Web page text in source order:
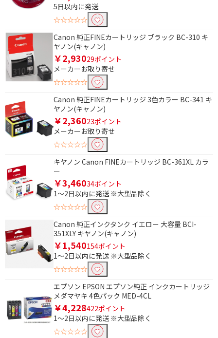
5日以内に発送
☆☆☆☆☆
Canon 純正FINEカートリッジ ブラック BC-310 キ
ヤノン(キャノン)
￥2,93029ポイント
メーカーお取り寄せ
☆☆☆☆☆
Canon 純正FINEカートリッジ 3色カラー BC-341 キ
ヤノン(キャノン)
￥2,36023ポイント
メーカーお取り寄せ
☆☆☆☆☆
キヤノン Canon FINEカートリッジ BC-361XL カラ
ー
￥3,46034ポイント
1～2日以内に発送 ※大型品除く
☆☆☆☆☆
Canon 純正インクタンク イエロー 大容量 BCI-
351XLY キヤノン(キャノン)
￥1,540154ポイント
1～2日以内に発送 ※大型品除く
☆☆☆☆☆
エプソン EPSON エプソン純正 インクカートリッジ
メダマヤキ 4色パック MED-4CL
￥4,228422ポイント
1～2日以内に発送 ※大型品除く
☆☆☆☆☆
フリーワードで絞り込む
除外する
除外する にチェックを入れると、指定したワード
を除外して検索します。
価格で絞り込む
円
マルチラベル
メディアラベル
BD-R
BD-RE
単2電池
単3電池
単4電池
9V角形 乾電池
アルカリ
リチウム
空気亜鉛
単1形 充電池
単2形 充電池
単4形 充電池